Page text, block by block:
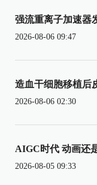
强流重离子加速器
2026-08-06 09:47
造血干细胞移植后
2026-08-06 02:30
AIGC时代 动画还
2026-08-05 09:33